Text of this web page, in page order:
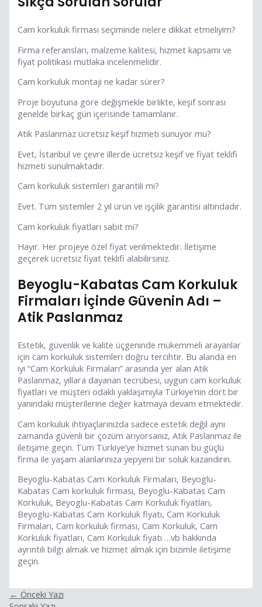
Cam korkuluk firması seçiminde nelere dikkat etmeliyim?
Firma referansları, malzeme kalitesi, hizmet kapsamı ve
fiyat politikası mutlaka incelenmelidir.
Cam korkuluk montajı ne kadar sürer?
Proje boyutuna göre değişmekle birlikte, keşif sonrası
genelde birkaç gün içerisinde tamamlanır.
Atik Paslanmaz ücretsiz keşif hizmeti sunuyor mu?
Evet, İstanbul ve çevre illerde ücretsiz keşif ve fiyat teklifi
hizmeti sunulmaktadır.
Cam korkuluk sistemleri garantili mi?
Evet. Tüm sistemler 2 yıl ürün ve işçilik garantisi altındadır.
Cam korkuluk fiyatları sabit mi?
Hayır. Her projeye özel fiyat verilmektedir. İletişime
geçerek ücretsiz fiyat teklifi alabilirsiniz.
Beyoglu-Kabatas Cam Korkuluk
Firmaları İçinde Güvenin Adı –
Atik Paslanmaz
Estetik, güvenlik ve kalite üçgeninde mükemmeli arayanlar
için cam korkuluk sistemleri doğru tercihtir. Bu alanda en
iyi “Cam Korkuluk Firmaları” arasında yer alan Atik
Paslanmaz, yıllara dayanan tecrübesi, uygun cam korkuluk
fiyatları ve müşteri odaklı yaklaşımıyla Türkiye’nin dört bir
yanındaki müşterilerine değer katmaya devam etmektedir.
Cam korkuluk ihtiyaçlarınızda sadece estetik değil aynı
zamanda güvenli bir çözüm arıyorsanız, Atik Paslanmaz ile
iletişime geçin. Tüm Türkiye’ye hizmet sunan bu güçlü
firma ile yaşam alanlarınıza yepyeni bir soluk kazandırın.
Beyoglu-Kabatas Cam Korkuluk Firmaları, Beyoglu-
Kabatas Cam korkuluk firması, Beyoglu-Kabatas Cam
Korkuluk, Beyoglu-Kabatas Cam Korkuluk fiyatları,
Beyoglu-Kabatas Cam Korkuluk fiyatı, Cam Korkuluk
Firmaları, Cam korkuluk firması, Cam Korkuluk, Cam
Korkuluk fiyatları, Cam Korkuluk fiyatı …vb hakkında
ayrıntılı bilgi almak ve hizmet almak için bizimle iletişime
geçin.
← Önceki Yazı